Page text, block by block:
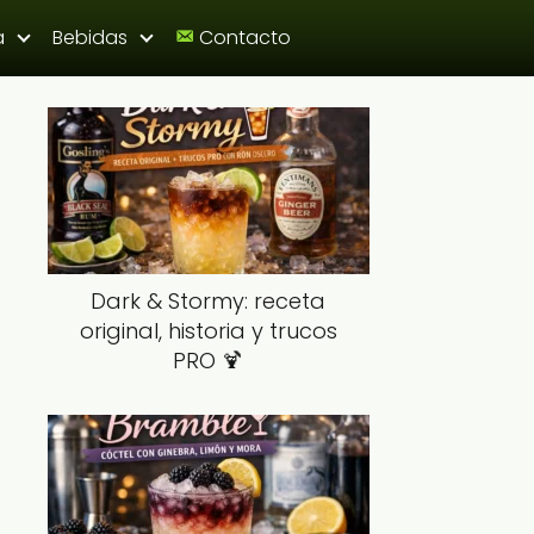
Bebidas Contacto
Dark & Stormy: receta
original, historia y trucos
PRO 🍹